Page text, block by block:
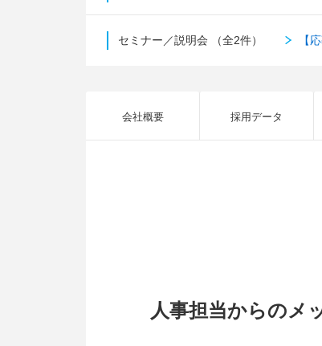
セミナー／説明会 （全2件） 【
会社概要 採用データ
人事担当からのメ